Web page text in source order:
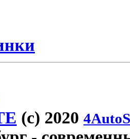
(c) 2020